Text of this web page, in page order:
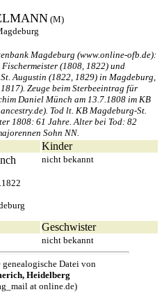
(M)
Magdeburg (www.online-ofb.de):
(1808, 1822) und
Augustin (1822, 1829) in Magdeburg,
Zeuge beim Sterbeeintrag für
Daniel Münch am 13.7.1808 im KB
Tod lt. KB Magdeburg-St.
1808: 61 Jahre. Alter bei Tod: 82
Sohn NN.
Kinder
nicht bekannt
Geschwister
nicht bekannt
Datei von
Heidelberg
at online.de)